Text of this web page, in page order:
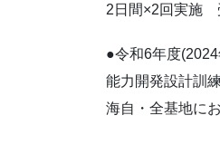
2日間×2回実施
●令和6年度
能力開発設計訓練
海自・全基地に